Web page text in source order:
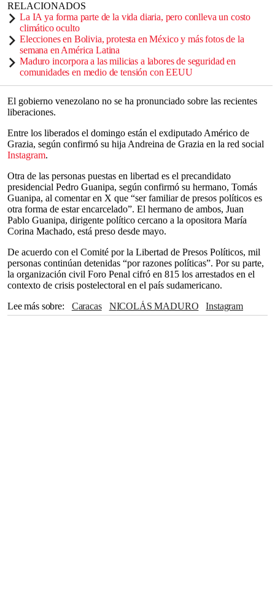
RELACIONADOS
La IA ya forma parte de la vida diaria, pero conlleva un costo
climático oculto
Elecciones en Bolivia, protesta en México y más fotos de la
semana en América Latina
Maduro incorpora a las milicias a labores de seguridad en
comunidades en medio de tensión con EEUU
El gobierno venezolano no se ha pronunciado sobre las recientes
liberaciones.
Entre los liberados el domingo están el exdiputado Américo de
Grazia, según confirmó su hija Andreina de Grazia en la red social
Instagram.
Otra de las personas puestas en libertad es el precandidato
presidencial Pedro Guanipa, según confirmó su hermano, Tomás
Guanipa, al comentar en X que “ser familiar de presos políticos es
otra forma de estar encarcelado”. El hermano de ambos, Juan
Pablo Guanipa, dirigente político cercano a la opositora María
Corina Machado, está preso desde mayo.
De acuerdo con el Comité por la Libertad de Presos Políticos, mil
personas continúan detenidas “por razones políticas”. Por su parte,
la organización civil Foro Penal cifró en 815 los arrestados en el
contexto de crisis postelectoral en el país sudamericano.
Lee más sobre
Caracas NICOLÁS MADURO
Instagram